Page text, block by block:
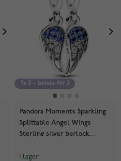
Ta 3 – betala för 2
Pandora Moments Sparkling
Splittable Angel Wings
Sterling silver berlock
I lager